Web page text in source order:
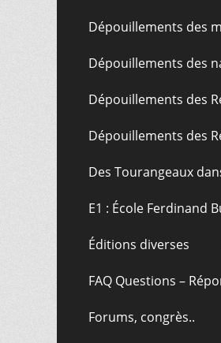
Dépouillements des
Dépouillements des
Dépouillements des
Dépouillements des
Des Tourangeaux
E1 : École Ferdinand
Éditions diverses
FAQ Questions –
Forums, congrès..